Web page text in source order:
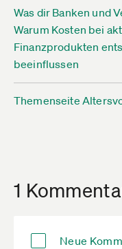
Was dir Banken und
Warum Kosten bei
Finanzprodukten
beeinflussen
Themenseite
1
Neue